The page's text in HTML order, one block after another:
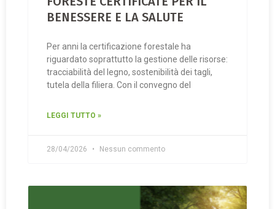
BENESSERE E LA SALUTE
Per anni la certificazione forestale ha
riguardato soprattutto la gestione delle risorse:
tracciabilità del legno, sostenibilità dei tagli,
tutela della filiera. Con il convegno del
LEGGI TUTTO »
28/04/2026 Nessun commento